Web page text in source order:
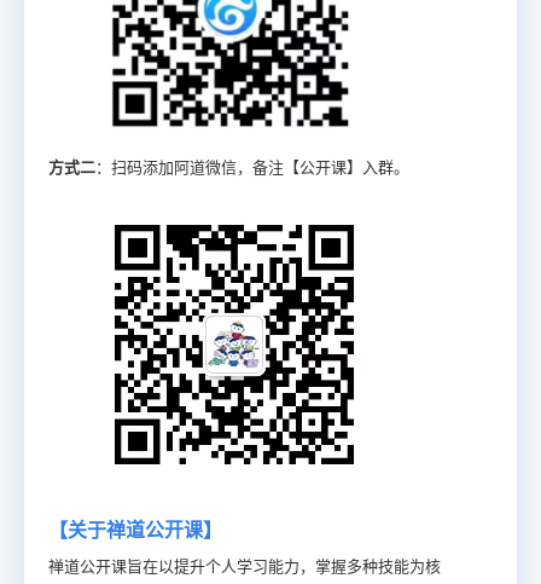
方式二：扫码添加阿道微信，备注【公开课】入群。
【关于禅道公开课】
禅道公开课旨在以提升个人学习能力，掌握多种技能为核